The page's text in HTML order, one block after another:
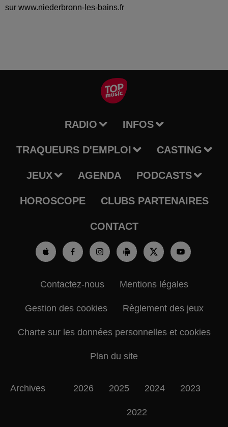
sur www.niederbronn-les-bains.fr
RADIO INFOS
TRAQUEURS D'EMPLOI CASTING
JEUX AGENDA PODCASTS
HOROSCOPE CLUBS PARTENAIRES
CONTACT
Contactez-nous Mentions légales
Gestion des cookies Règlement des jeux
Charte sur les données personnelles et cookies
Plan du site
Archives 2026 2025 2024 2023
2022